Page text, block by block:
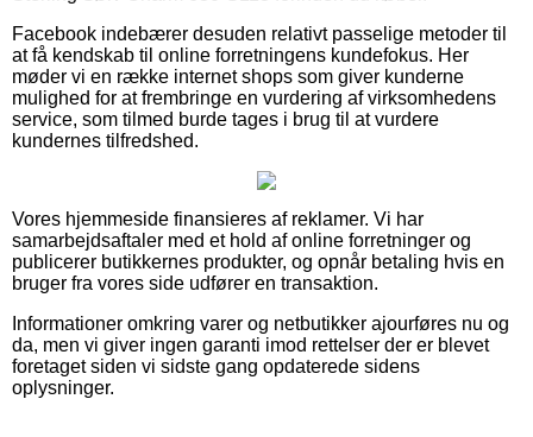
Facebook indebærer desuden relativt passelige metoder til
at få kendskab til online forretningens kundefokus. Her
møder vi en række internet shops som giver kunderne
mulighed for at frembringe en vurdering af virksomhedens
service, som tilmed burde tages i brug til at vurdere
kundernes tilfredshed.
Vores hjemmeside finansieres af reklamer. Vi har
samarbejdsaftaler med et hold af online forretninger og
publicerer butikkernes produkter, og opnår betaling hvis en
bruger fra vores side udfører en transaktion.
Informationer omkring varer og netbutikker ajourføres nu og
da, men vi giver ingen garanti imod rettelser der er blevet
foretaget siden vi sidste gang opdaterede sidens
oplysninger.